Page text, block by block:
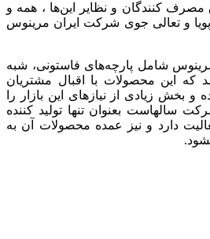
کنندگان و نظایر این‌ها ، همه و
و تعالی جوی شرکت ایران مرینوس
شامل پارچه‌های فاستونی، شبه
که این محصولات با اقبال مشتریان
بخش زیادی از نیازهای این بازار را
سالهاست بعنوان تنها تولید کننده
دارد و نیز عمده محصولات آن به